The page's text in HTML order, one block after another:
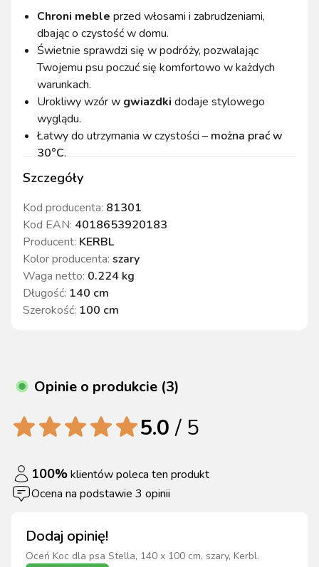
Szczegóły
Kod producenta: 81301
Kod EAN: 4018653920183
Producent: KERBL
Kolor producenta: szary
Waga netto: 0.224 kg
Długość: 140 cm
Szerokość: 100 cm
Chroni meble przed włosami i zabrudzeniami,
dbając o czystość w domu.
Świetnie sprawdzi się w podróży, pozwalając
Twojemu psu poczuć się komfortowo w każdych
warunkach.
Urokliwy wzór w gwiazdki dodaje stylowego
wyglądu.
Łatwy do utrzymania w czystości – można prać w
30°C.
Opinie o produkcie (3)
Dodaj opinię!
Oceń Koc dla psa Stella, 140 x 100 cm, szary, Kerbl.
5.0/ 5
100%klientów poleca ten produkt
Ocena na podstawie 3 opinii